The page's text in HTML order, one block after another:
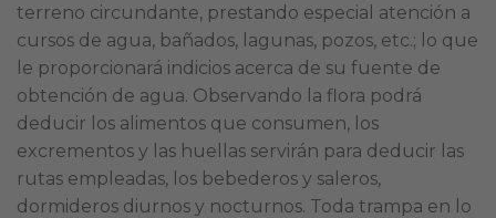
terreno circundante, prestando especial atención a
cursos de agua, bañados, lagunas, pozos, etc.; lo que
le proporcionará indicios acerca de su fuente de
obtención de agua. Observando la flora podrá
deducir los alimentos que consumen, los
excrementos y las huellas servirán para deducir las
rutas empleadas, los bebederos y saleros,
dormideros diurnos y nocturnos. Toda trampa en lo